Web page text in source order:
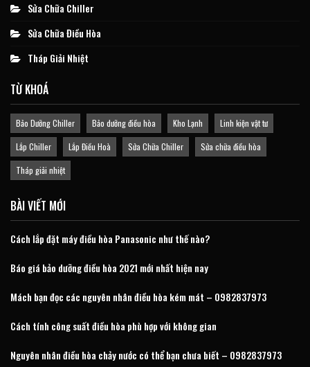
Sửa Chữa Chiller
Sửa Chữa Điều Hòa
Tháp Giải Nhiệt
TỪ KHOÁ
Bảo Dưỡng Chiller Bảo dưỡng điều hòa Kho Lạnh
Linh kiện vật tư
Lắp Chiller
Lắp Điều Hoà Sửa Chữa Chiller
Sửa chữa điều hòa
Tháp giải nhiệt
BÀI VIẾT MỚI
Cách lắp đặt máy điều hòa Panasonic như thế nào?
Báo giá bảo dưỡng điều hòa 2021 mới nhất hiện nay
Mách bạn đọc các nguyên nhân điều hòa kém mát – 0982837973
Cách tính công suất điều hòa phù hợp với không gian
Nguyên nhân điều hòa chảy nước có thể bạn chưa biết – 0982837973